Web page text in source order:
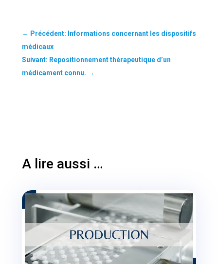
← Précédent: Informations concernant les dispositifs
médicaux
Suivant: Repositionnement thérapeutique d’un
médicament connu. →
A lire aussi …